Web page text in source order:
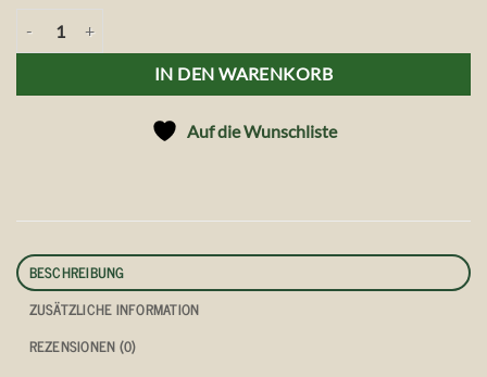
IN DEN WARENKORB
Auf die Wunschliste
BESCHREIBUNG
ZUSÄTZLICHE INFORMATION
REZENSIONEN (0)